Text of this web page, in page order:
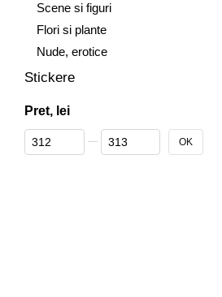
Scene si figuri
Flori si plante
Nude, erotice
Stickere
Pret, lei
De la Pret, lei
Până la Pret, lei OK